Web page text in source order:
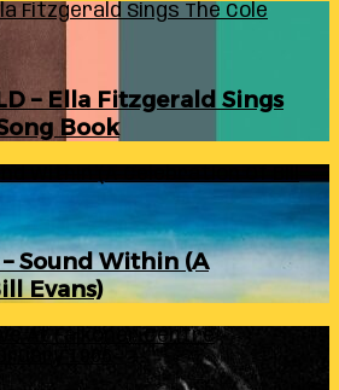
Fitzgerald Sings The Cole
– Ella Fitzgerald Sings
Book
– Sound Within (A
Evans)
At Falkoner Centre
1966